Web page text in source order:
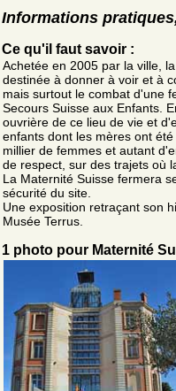
Informations
Ce qu'il faut savoir :
Achetée en 2005 par la ville,
destinée à donner à voir et à
mais surtout le combat d'une
Secours Suisse aux Enfants.
ouvrière de ce lieu de vie et
enfants dont les mères ont
millier de femmes et autant
de respect, sur des trajets où
La Maternité Suisse fermera
sécurité du site.
Une exposition retraçant son
Musée Terrus.
1 photo pour Maternité